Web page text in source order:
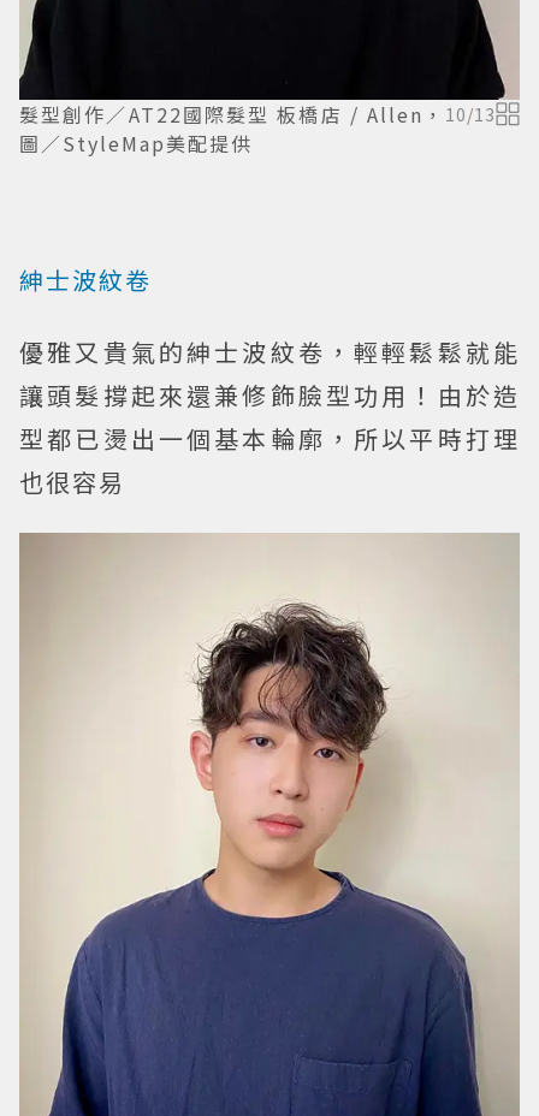
髮型創作／AT22國際髮型 板橋店 / Allen，
圖／StyleMap美配提供
10/13
紳士波紋卷
優雅又貴氣的紳士波紋卷，輕輕鬆鬆就能
讓頭髮撐起來還兼修飾臉型功用！由於造
型都已燙出一個基本輪廓，所以平時打理
也很容易